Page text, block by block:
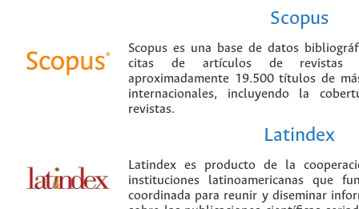
Scopus
Scopus es una base de datos
citas de artículos de revistas
aproximadamente 19.500 títulos de
internacionales, incluyendo la
revistas.
Latindex
Latindex es producto de la
instituciones latinoamericanas que
coordinada para reunir y diseminar